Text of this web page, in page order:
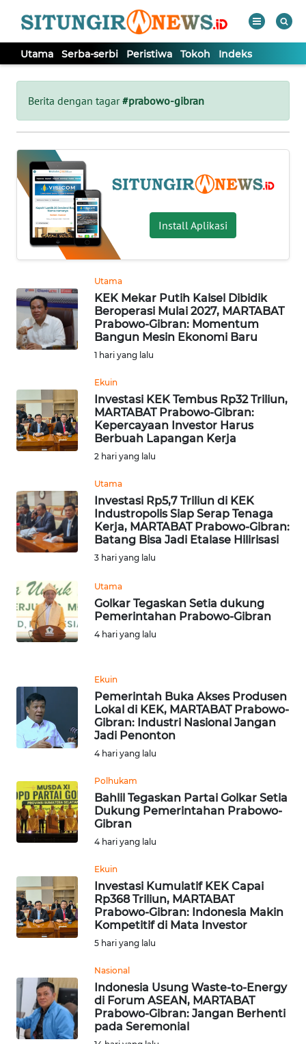
Utama Serba-serbi Peristiwa Tokoh Indeks
Berita dengan tagar#prabowo-gibran
Install Aplikasi
Utama
KEK Mekar Putih Kalsel Dibidik
Beroperasi Mulai 2027, MARTABAT
Prabowo-Gibran: Momentum
Bangun Mesin Ekonomi Baru
1 hari yang lalu
Ekuin
Investasi KEK Tembus Rp32 Triliun,
MARTABAT Prabowo-Gibran:
Kepercayaan Investor Harus
Berbuah Lapangan Kerja
2 hari yang lalu
Utama
Investasi Rp5,7 Triliun di KEK
Industropolis Siap Serap Tenaga
Kerja, MARTABAT Prabowo-Gibran:
Batang Bisa Jadi Etalase Hilirisasi
3 hari yang lalu
Utama
Golkar Tegaskan Setia dukung
Pemerintahan Prabowo-Gibran
4 hari yang lalu
Ekuin
Pemerintah Buka Akses Produsen
Lokal di KEK, MARTABAT Prabowo-
Gibran: Industri Nasional Jangan
Jadi Penonton
4 hari yang lalu
Polhukam
Bahlil Tegaskan Partai Golkar Setia
Dukung Pemerintahan Prabowo-
Gibran
4 hari yang lalu
Ekuin
Investasi Kumulatif KEK Capai
Rp368 Triliun, MARTABAT
Prabowo-Gibran: Indonesia Makin
Kompetitif di Mata Investor
5 hari yang lalu
Nasional
Indonesia Usung Waste-to-Energy
di Forum ASEAN, MARTABAT
Prabowo-Gibran: Jangan Berhenti
pada Seremonial
Tutup
UTAMA
SERBA-
SERBI
PERISTIWA
TOKOH
Informasi
INDEKS
BERITA
INFO
IKLAN
KAMI
PEDOMAN
MEDIA
REDAKSI
KARIR
Wahana
News
Regional
SUMUT
WN
JAKARTA
JABAR
WN
BANTEN
NTT
WN
KEPRI